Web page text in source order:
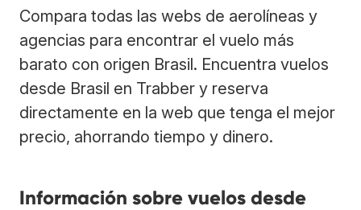
Compara todas las webs de aerolíneas y
agencias para encontrar el vuelo más
barato con origen Brasil. Encuentra vuelos
desde Brasil en Trabber y reserva
directamente en la web que tenga el mejor
precio, ahorrando tiempo y dinero.
Información sobre vuelos desde